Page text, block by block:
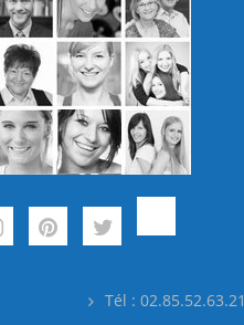
Tél : 02.85.52.63.21